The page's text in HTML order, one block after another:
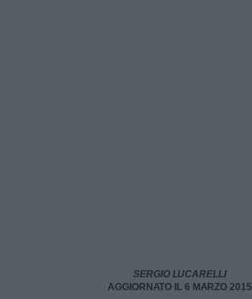
SERGIO LUCARELLI
AGGIORNATO IL 6 MARZO 2015